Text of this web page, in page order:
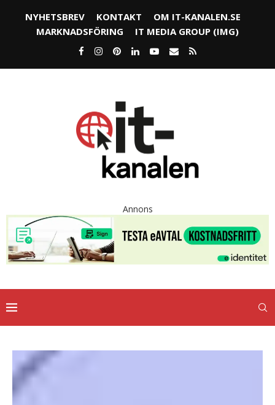
NYHETSBREV KONTAKT
OM IT-KANALEN.SE
MARKNADSFÖRING
IT MEDIA GROUP (IMG)
Annons